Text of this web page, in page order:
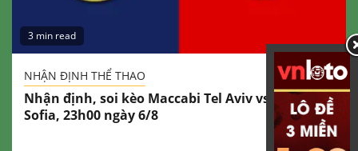
3 min read
NHẬN ĐỊNH THỂ THAO
Nhận định, soi kèo Maccabi Tel Aviv vs CSKA
Sofia, 23h00 ngày 6/8